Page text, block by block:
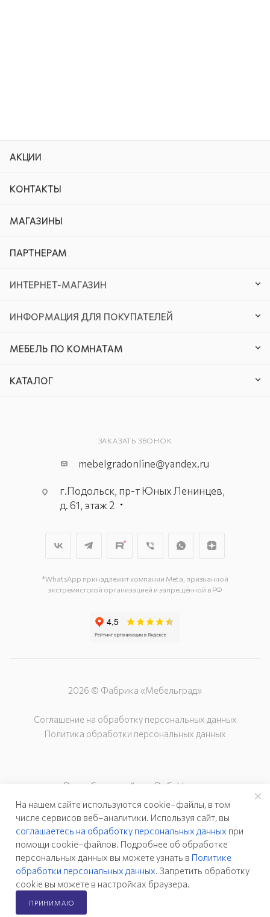
АКЦИИ
КОНТАКТЫ
МАГАЗИНЫ
ПАРТНЕРАМ
ИНТЕРНЕТ-МАГАЗИН
ИНФОРМАЦИЯ ДЛЯ ПОКУПАТЕЛЕЙ
МЕБЕЛЬ ПО КОМНАТАМ
КАТАЛОГ
ЗАКАЗАТЬ ЗВОНОК
mebelgradonline@yandex.ru
г.Подольск, пр-т Юных Ленинцев,
д. 61, этаж 2
г. Подольск, ул. Станционная, д. 11
*WhatsApp принадлежит компании Meta, признанной
экстремистской организацией и запрещённой в РФ
2026 © Фабрика «Мебельград»
Соглашение на обработку персональных данных
Политика обработки персональных данных
Разработка сайта – Веб-Центр
На нашем сайте используются cookie–файлы, в том
числе сервисов веб–аналитики. Используя сайт, вы
соглашаетесь на обработку персональных данных при
помощи cookie–файлов. Подробнее об обработке
персональных данных вы можете узнать в Политике
обработки персональных данных. Запретить обработку
cookie вы можете в настройках браузера.
ПРИНИМАЮ